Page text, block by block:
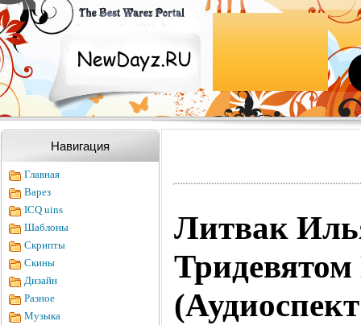
Навигация
Главная
Варез
ICQ uins
Шаблоны
Скрипты
Скины
Дизайн
Разное
Музыка
Литвак